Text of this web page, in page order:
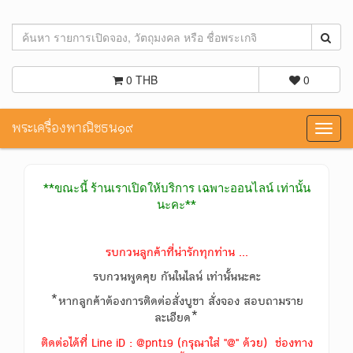
0 THB 0
พระเครื่องพาณิชธน๑๙
**ขณะนี้ ร้านเราเปิดให้บริการ เฉพาะออนไลน์ เท่านั้น
นะคะ**
รบกวนลูกค้าที่น่ารักทุกท่าน ...
รบกวนพูดคุย กันในไลน์ เท่านั้นนะคะ
*หากลูกค้าต้องการติดต่อสั่งบูชา สั่งจอง สอบถามราย
ละเอียด*
ติดต่อได้ที่ Line iD : @pnt19 (กรุณาใส่ "@" ด้วย) ช่องทาง